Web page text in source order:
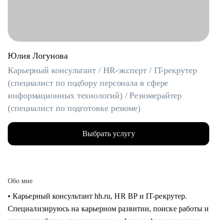
Юлия Логунова
Карьерный консультант / HR-эксперт / IT-рекрутер
(специалист по подбору персонала в сфере
информационных технологий) / Резюмерайтер
(специалист по подготовке резюме)
Выбрать услугу
Обо мне
• Карьерный консультант hh.ru, HR BP и IT-рекрутер.
Специализируюсь на карьерном развитии, поиске работы и